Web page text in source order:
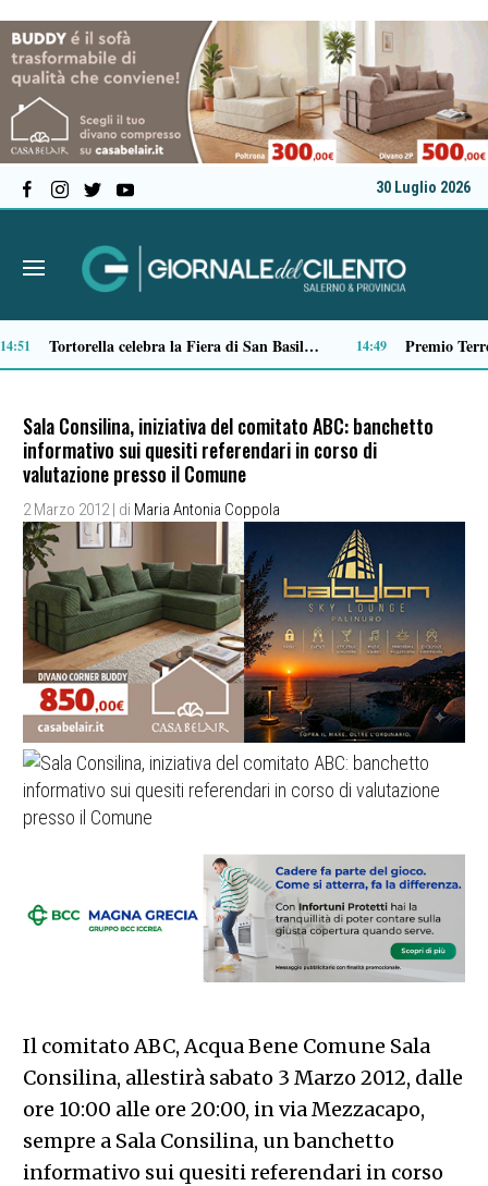
30 Luglio 2026
13:22 13:01
Sala Consilina, iniziativa del comitato ABC: banchetto
informativo sui quesiti referendari in corso di
valutazione presso il Comune
2 Marzo 2012 | di Maria Antonia Coppola
Il comitato ABC, Acqua Bene Comune Sala
Consilina, allestirà sabato 3 Marzo 2012, dalle
ore 10:00 alle ore 20:00, in via Mezzacapo,
sempre a Sala Consilina, un banchetto
informativo sui quesiti referendari in corso